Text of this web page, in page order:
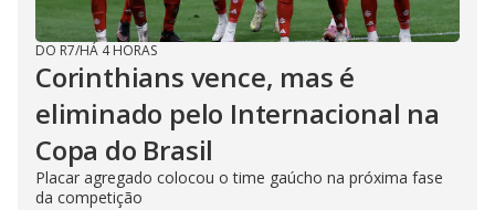
DO R7/HÁ 4 HORAS
Corinthians vence, mas é
eliminado pelo Internacional na
Copa do Brasil
Placar agregado colocou o time gaúcho na próxima fase
da competição